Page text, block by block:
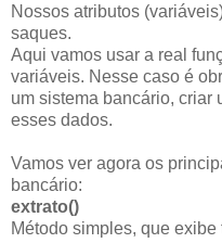
Nossos atributos
saques.
Aqui vamos usar a real
variáveis. Nesse caso é
um sistema bancário, criar
esses dados.
Vamos ver agora os
bancário:
extrato()
Método simples, que